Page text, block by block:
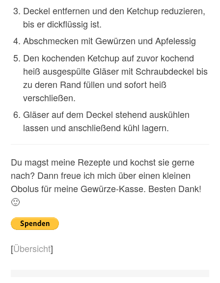
Deckel entfernen und den Ketchup reduzieren,
bis er dickflüssig ist.
Abschmecken mit Gewürzen und Apfelessig
Den kochenden Ketchup auf zuvor kochend
heiß ausgespülte Gläser mit Schraubdeckel bis
zu deren Rand füllen und sofort heiß
verschließen.
Gläser auf dem Deckel stehend auskühlen
lassen und anschließend kühl lagern.
Du magst meine Rezepte und kochst sie gerne
nach? Dann freue ich mich über einen kleinen
Obolus für meine Gewürze-Kasse. Besten Dank!
🙂
[Übersicht]